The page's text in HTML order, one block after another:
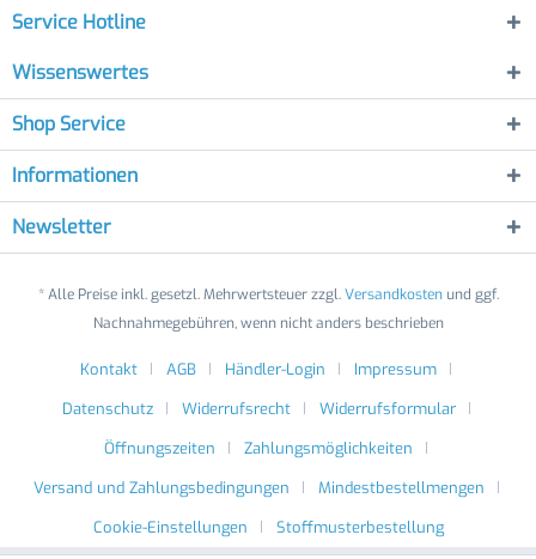
Service Hotline
Wissenswertes
Shop Service
Informationen
Newsletter
* Alle Preise inkl. gesetzl. Mehrwertsteuer zzgl.Versandkostenund ggf.
Nachnahmegebühren, wenn nicht anders beschrieben
Kontakt AGB Händler-Login
Impressum
Datenschutz
Widerrufsrecht
Widerrufsformular
Öffnungszeiten
Zahlungsmöglichkeiten
Versand und Zahlungsbedingungen
Mindestbestellmengen
Cookie-Einstellungen
Stoffmusterbestellung